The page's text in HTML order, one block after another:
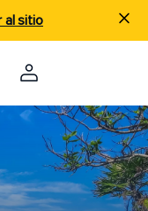
al sitio